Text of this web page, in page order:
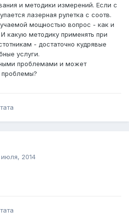
и методики измерений. Если с
лазерная рулетка с соотв.
мощностью вопрос - как и
какую методику применять при
- достаточно кудрявые
услуги.
проблемами и может
проблемы?
2014